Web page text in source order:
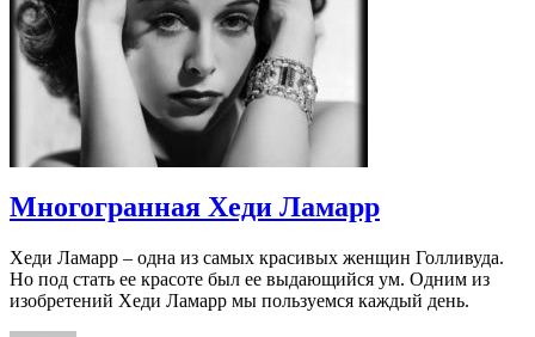
Многогранная Хеди Ламарр
Хеди Ламарр – одна из самых красивых женщин Голливуда.
Но под стать ее красоте был ее выдающийся ум. Одним из
изобретений Хеди Ламарр мы пользуемся каждый день.